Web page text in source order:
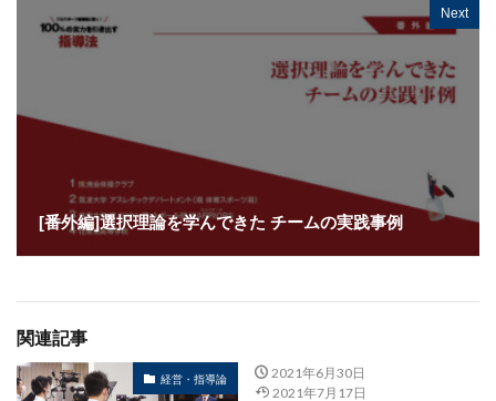
Next
[番外編]選択理論を学んできた チームの実践事例
関連記事
経営・指導論
2021年6月30日
2021年7月17日